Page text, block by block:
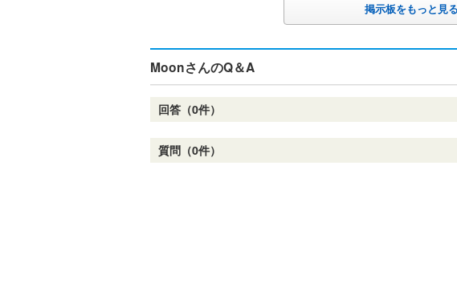
掲示板をもっと見る
MoonさんのQ＆A
回答（0件）
質問（0件）